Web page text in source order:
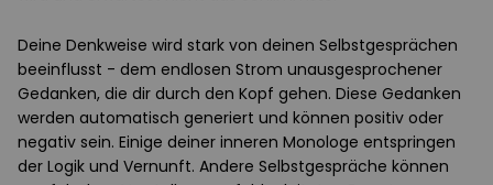
Deine Denkweise wird stark von deinen Selbstgesprächen
beeinflusst - dem endlosen Strom unausgesprochener
Gedanken, die dir durch den Kopf gehen. Diese Gedanken
werden automatisch generiert und können positiv oder
negativ sein. Einige deiner inneren Monologe entspringen
der Logik und Vernunft. Andere Selbstgespräche können